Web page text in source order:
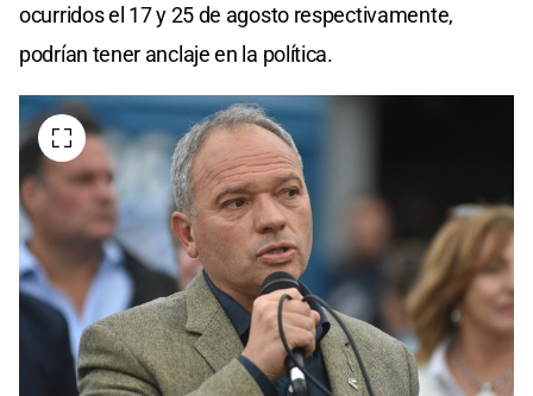
ocurridos el 17 y 25 de agosto respectivamente,
podrían tener anclaje en la política.